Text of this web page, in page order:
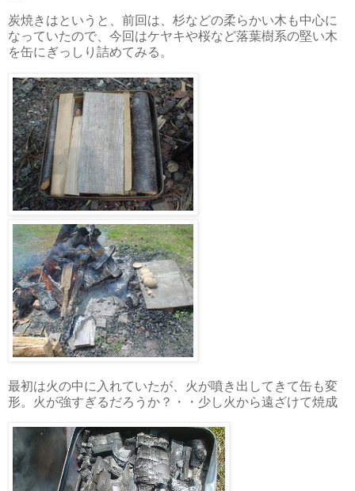
炭焼きはというと、前回は、杉などの柔らかい木も中心に
なっていたので、今回はケヤキや桜など落葉樹系の堅い木
を缶にぎっしり詰めてみる。
最初は火の中に入れていたが、火が噴き出してきて缶も変
形。火が強すぎるだろうか？・・少し火から遠ざけて焼成